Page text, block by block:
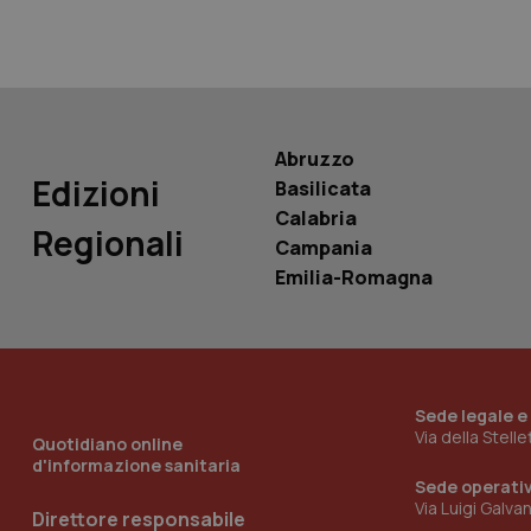
Edizioni
Regionali
Abruzzo
Basilicata
Calabria
Campania
Emilia-Romagna
Quotidiano online
d'informazione sanitaria
Direttore responsabile
Sede legale
Via della
Sede
Via Luigi
_ga_0VMQEQKQ1N
__Secure-YNID